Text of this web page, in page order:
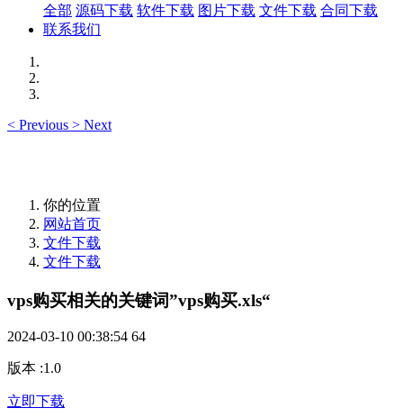
全部 源码下载 软件下载 图片下载 文件下载 合同下载
联系我们
< Previous > Next
你的位置
网站首页
文件下载
文件下载
vps购买相关的关键词”vps购买.xls“
2024-03-10 00:38:54 64
版本 :1.0
立即下载